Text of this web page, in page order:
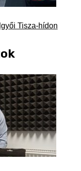
Tisza-hídon